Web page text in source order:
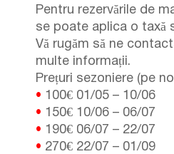
Pentru rezervările de
se poate aplica o taxă
Vă rugăm să ne
multe informații.
Prețuri sezoniere (pe
• 100€ 01/05 – 10/06
• 150€ 10/06 – 06/07
• 190€ 06/07 – 22/07
• 270€ 22/07 – 01/09